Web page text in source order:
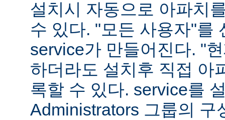
설치시 자동으로 아파치
수 있다. "모든 사용자"를
service가 만들어진다. "
하더라도 설치후 직접 아
록할 수 있다. service를
Administrators 그룹의 구